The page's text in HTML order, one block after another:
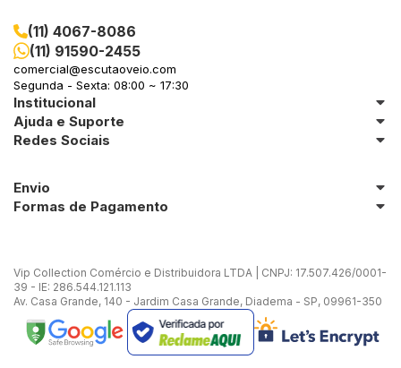
(11) 4067-8086
(11) 91590-2455
comercial@escutaoveio.com
Segunda - Sexta: 08:00 ~ 17:30
Institucional
Ajuda e Suporte
Redes Sociais
Envio
Formas de Pagamento
Vip Collection Comércio e Distribuidora LTDA | CNPJ: 17.507.426/0001-
39 - IE: 286.544.121.113
Av. Casa Grande, 140 - Jardim Casa Grande, Diadema - SP, 09961-350